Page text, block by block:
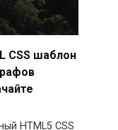
CSS шаблон
HTML5 CSS